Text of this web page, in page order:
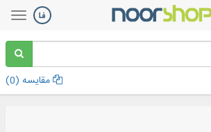
مقایسه (0
)